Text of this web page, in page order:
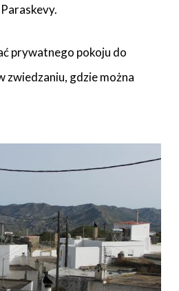
prywatnego pokoju do
zwiedzaniu, gdzie można